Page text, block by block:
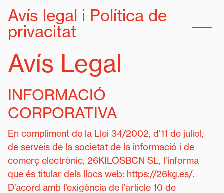
Avís legal i Política de
privacitat
Avís Legal
INFORMACIÓ
CORPORATIVA
En compliment de la Llei 34/2002, d’11 de juliol,
de serveis de la societat de la informació i de
comerç electrònic, 26KILOSBCN SL, l’informa
que és titular dels llocs web: https://26kg.es/.
D’acord amb l’exigència de l’article 10 de